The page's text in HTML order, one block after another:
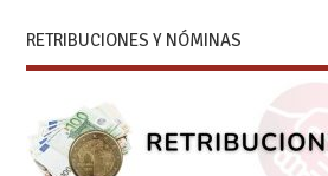
RETRIBUCIONES Y NÓMINAS